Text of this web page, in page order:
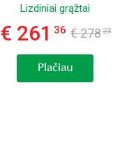
Lizdiniai grąžtai
€ 261 36 € 27823
Plačiau